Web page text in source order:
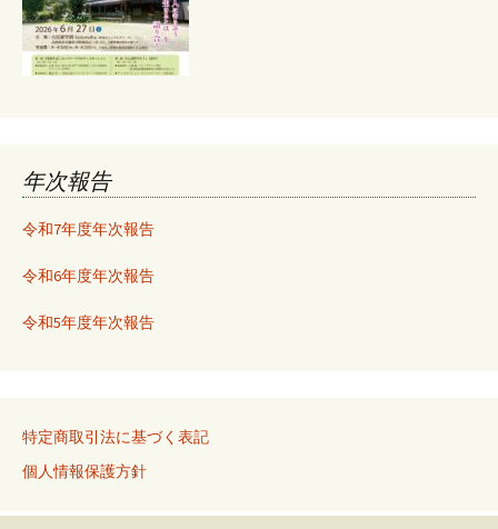
年次報告
令和7年度年次報告
令和6年度年次報告
令和5年度年次報告
特定商取引法に基づく表記
個人情報保護方針